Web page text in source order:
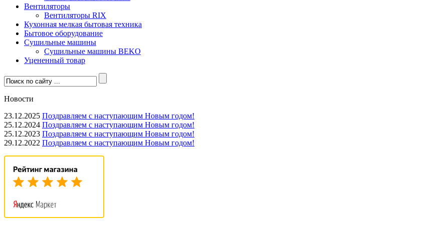
Вентиляторы
Вентиляторы RIX
Кухонная мелкая бытовая техника
Бытовое оборудование
Сушильные машины
Сушильные машины BEKO
Уцененный товар
Новости
23.12.2025 Поздравляем с наступающим Новым годом!
25.12.2024 Поздравляем с наступающим Новым годом!
25.12.2023 Поздравляем с наступающим Новым годом!
29.12.2022 Поздравляем с наступающим Новым годом!